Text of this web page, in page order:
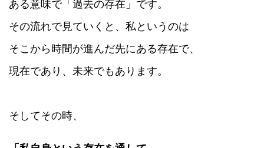
ある意味で「過去の存在」です。
その流れで見ていくと、私というのは
そこから時間が進んだ先にある存在で、
現在であり、未来でもあります。
そしてその時、